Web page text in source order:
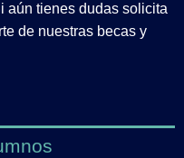
aún tienes dudas solicita
de nuestras becas y